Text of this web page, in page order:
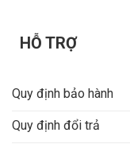
HỖ TRỢ
Quy định bảo hành
Quy định đổi trả